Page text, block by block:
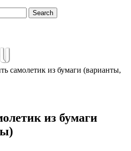
самолетик из бумаги (варианты,
из бумаги